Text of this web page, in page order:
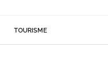
TOURISME